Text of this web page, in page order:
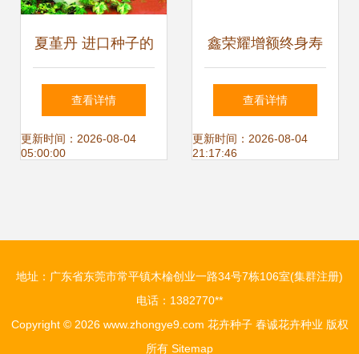
夏堇丹 进口种子的
盛夏精灵，点亮花
园的缤纷诗篇
查看详情
更新时间：2026-08-04
05:00:00
鑫荣耀增额终身寿
险 一份兼顾保障与
长期价值的理财型
查看详情
更新时间：2026-08-04
21:17:46
地址：广东省东莞市常平镇木棆创业一路34号7栋106室(集群注册)
电话：1382770**
Copyright © 2026 www.zhongye9.com 花卉种子 春诚花卉种业 版权
所有 Sitemap